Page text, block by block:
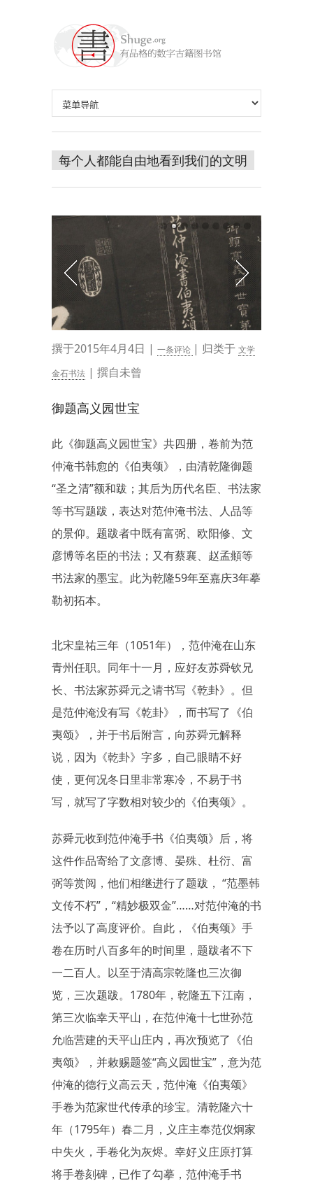
每个人都能自由地看到我们的文明
撰于2015年4月4日 | 一条评论 | 归类于 文学
金石书法 | 撰自未曾
御题高义园世宝
此《御题高义园世宝》共四册，卷前为范
仲淹书韩愈的《伯夷颂》，由清乾隆御题
“圣之清”额和跋；其后为历代名臣、书法家
等书写题跋，表达对范仲淹书法、人品等
的景仰。题跋者中既有富弼、欧阳修、文
彦博等名臣的书法；又有蔡襄、赵孟頫等
书法家的墨宝。此为乾隆59年至嘉庆3年摹
勒初拓本。
北宋皇祐三年（1051年），范仲淹在山东
青州任职。同年十一月，应好友苏舜钦兄
长、书法家苏舜元之请书写《乾卦》。但
是范仲淹没有写《乾卦》，而书写了《伯
夷颂》，并于书后附言，向苏舜元解释
说，因为《乾卦》字多，自己眼睛不好
使，更何况冬日里非常寒冷，不易于书
写，就写了字数相对较少的《伯夷颂》。
苏舜元收到范仲淹手书《伯夷颂》后，将
这件作品寄给了文彦博、晏殊、杜衍、富
弼等赏阅，他们相继进行了题跋， “范墨韩
文传不朽”，“精妙极双金”……对范仲淹的书
法予以了高度评价。自此，《伯夷颂》手
卷在历时八百多年的时间里，题跋者不下
一二百人。以至于清高宗乾隆也三次御
览，三次题跋。1780年，乾隆五下江南，
第三次临幸天平山，在范仲淹十七世孙范
允临营建的天平山庄内，再次预览了《伯
夷颂》，并敕赐题签“高义园世宝”，意为范
仲淹的德行义高云天，范仲淹《伯夷颂》
手卷为范家世代传承的珍宝。清乾隆六十
年（1795年）春二月，义庄主奉范仪炯家
中失火，手卷化为灰烬。幸好义庄原打算
将手卷刻碑，已作了勾摹，范仲淹手书